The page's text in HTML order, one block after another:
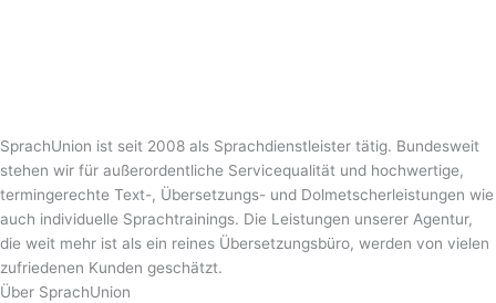
SprachUnion ist seit 2008 als Sprachdienstleister tätig. Bundesweit
stehen wir für außerordentliche Servicequalität und hochwertige,
termingerechte Text-, Übersetzungs- und Dolmetscherleistungen wie
auch individuelle Sprachtrainings. Die Leistungen unserer Agentur,
die weit mehr ist als ein reines Übersetzungsbüro, werden von vielen
zufriedenen Kunden geschätzt.
Über SprachUnion